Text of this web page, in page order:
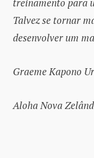
Talvez se tornar
desenvolver um
Graeme Kapono
Aloha Nova